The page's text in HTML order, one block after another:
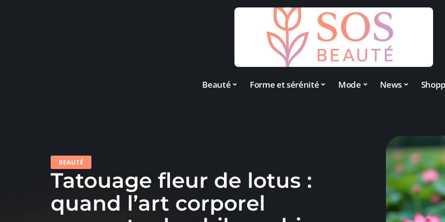
Beauté Forme et sérénité Mode News
BEAUTÉ
Tatouage fleur de lotus :
quand l’art corporel